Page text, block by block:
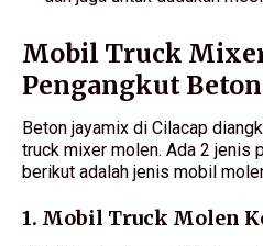
Mobil Truck
Pengangkut
Beton jayamix di Cilacap
truck mixer molen. Ada 2 jenis
berikut adalah jenis mobil
1. Mobil Truck Molen